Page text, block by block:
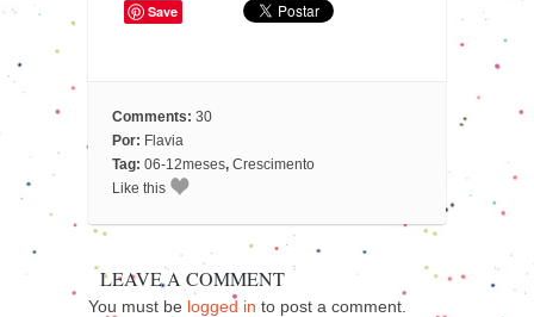
Save
Comments: 30
Por: Flavia
Tag: 06-12meses, Crescimento
Like this
LEAVE A COMMENT
You must be logged in to post a comment.